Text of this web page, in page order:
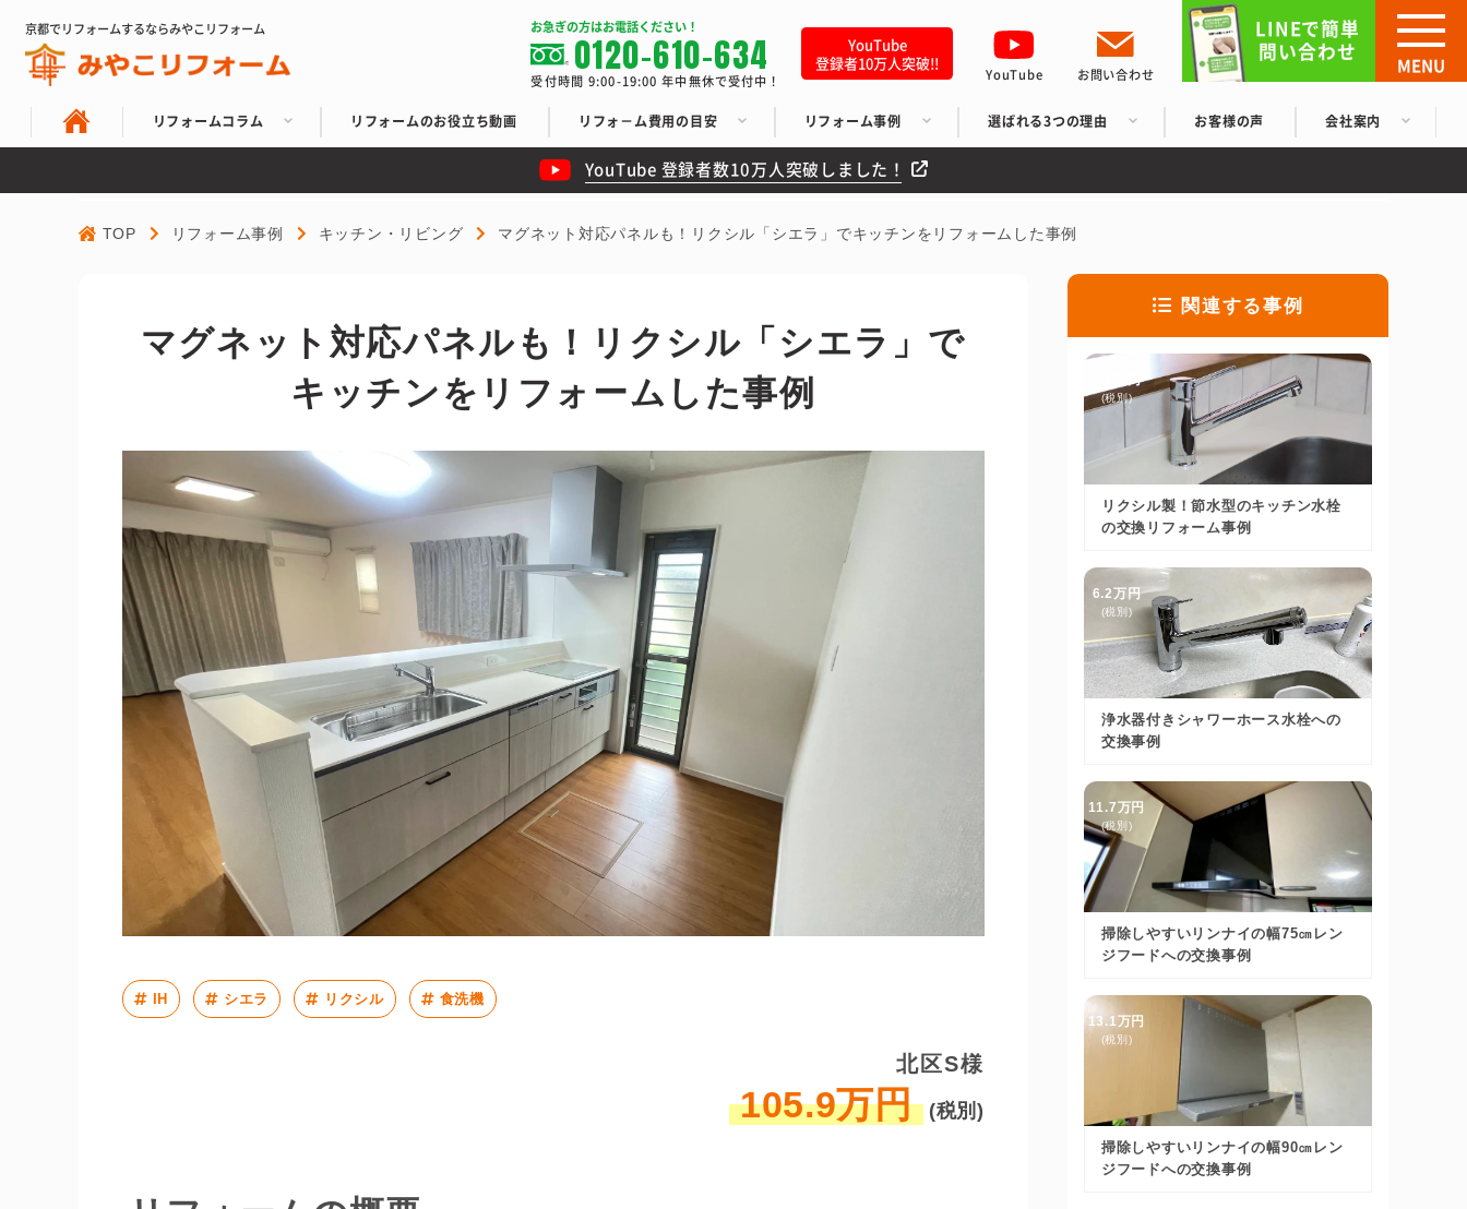
京都でリフォームするならみやこリフォーム お急ぎの方はお電話ください！
0120-610-634
受付時間 9:00-19:00 年中無休で受付中！
YouTube
登録者10万人突破!!
YouTube お問い合わせ
リフォームコラム リフォームのお役立ち動画 リフォ－ム費用の目安 リフォーム事例 選ばれる3つの理由 お客様の声 会社案内
YouTube 登録者数10万人突破しました！
LINEで簡単
問い合わせ
MENU
TOP リフォーム事例 キッチン・リビング マグネット対応パネルも！リクシル「シエラ」でキッチンをリフォームした事例
マグネット対応パネルも！リクシル「シエラ」で
キッチンをリフォームした事例
IH シエラ リクシル 食洗機
北区S様
105.9万円 (税別)
関連する事例
3.8万円
(税別)
リクシル製！節水型のキッチン水栓
の交換リフォーム事例
6.2万円
(税別)
浄水器付きシャワーホース水栓への
交換事例
11.7万円
(税別)
掃除しやすいリンナイの幅75㎝レン
ジフードへの交換事例
13.1万円
(税別)
掃除しやすいリンナイの幅90㎝レン
ジフードへの交換事例